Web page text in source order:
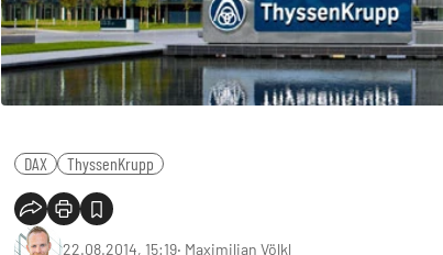
DAX ThyssenKrupp
22.08.2014, 15:19‧ Maximilian Völkl